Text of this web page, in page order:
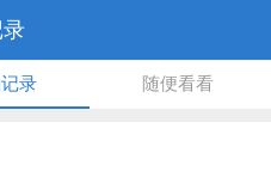
录 随便看看